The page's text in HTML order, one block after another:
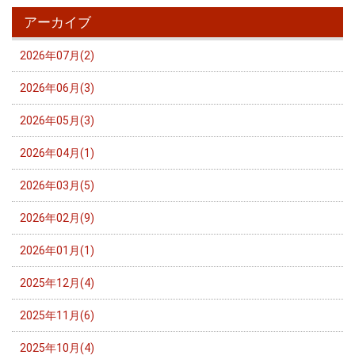
アーカイブ
2026年07月(2)
2026年06月(3)
2026年05月(3)
2026年04月(1)
2026年03月(5)
2026年02月(9)
2026年01月(1)
2025年12月(4)
2025年11月(6)
2025年10月(4)